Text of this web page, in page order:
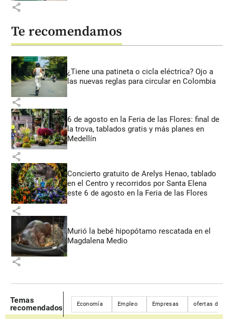
share
Te recomendamos
¿Tiene una patineta o cicla eléctrica? Ojo a
las nuevas reglas para circular en Colombia
share
6 de agosto en la Feria de las Flores: final de
la trova, tablados gratis y más planes en
Medellín
share
Concierto gratuito de Arelys Henao, tablado
en el Centro y recorridos por Santa Elena
este 6 de agosto en la Feria de las Flores
share
Murió la bebé hipopótamo rescatada en el
Magdalena Medio
share
Temas
recomendados
Economía Empleo Empresas ofertas de